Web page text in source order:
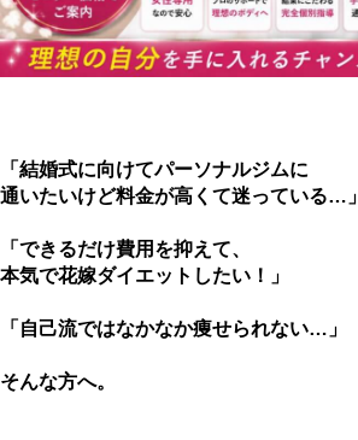
「結婚式に向けてパーソナルジムに
通いたいけど料金が高くて迷っている…」
「できるだけ費用を抑えて、
本気で花嫁ダイエットしたい！」
「自己流ではなかなか痩せられない…」
そんな方へ。